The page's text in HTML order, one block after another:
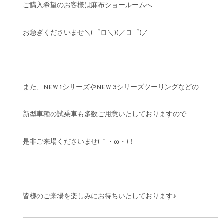
ご購入希望のお客様は麻布ショールームへ
お急ぎくださいませ＼(゜ロ＼)(／ロ゜)／
また、NEW 1シリーズやNEW 3シリーズツーリングなどの
新型車種の試乗車も多数ご用意いたしておりますので
是非ご来場くださいませ(｀・ω・´)！
皆様のご来場を楽しみにお待ちいたしております♪